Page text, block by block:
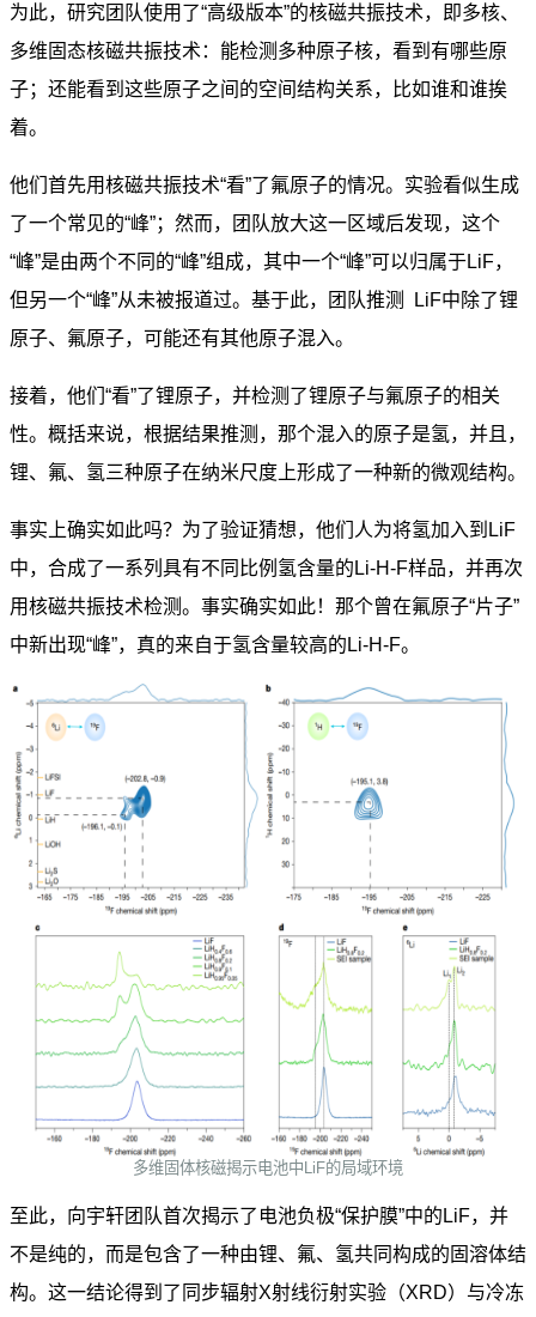
为此，研究团队使用了“高级版本”的核磁共振技术，即多核、
多维固态核磁共振技术：能检测多种原子核，看到有哪些原
子；还能看到这些原子之间的空间结构关系，比如谁和谁挨
着。
他们首先用核磁共振技术“看”了氟原子的情况。实验看似生成
了一个常见的“峰”；然而，团队放大这一区域后发现，这个
“峰”是由两个不同的“峰”组成，其中一个“峰”可以归属于LiF，
但另一个“峰”从未被报道过。基于此，团队推测 LiF中除了锂
原子、氟原子，可能还有其他原子混入。
接着，他们“看”了锂原子，并检测了锂原子与氟原子的相关
性。概括来说，根据结果推测，那个混入的原子是氢，并且，
锂、氟、氢三种原子在纳米尺度上形成了一种新的微观结构。
事实上确实如此吗？为了验证猜想，他们人为将氢加入到LiF
中，合成了一系列具有不同比例氢含量的Li-H-F样品，并再次
用核磁共振技术检测。事实确实如此！那个曾在氟原子“片子”
中新出现“峰”，真的来自于氢含量较高的Li-H-F。
多维固体核磁揭示电池中LiF的局域环境
至此，向宇轩团队首次揭示了电池负极“保护膜”中的LiF，并
不是纯的，而是包含了一种由锂、氟、氢共同构成的固溶体结
构。这一结论得到了同步辐射X射线衍射实验（XRD）与冷冻